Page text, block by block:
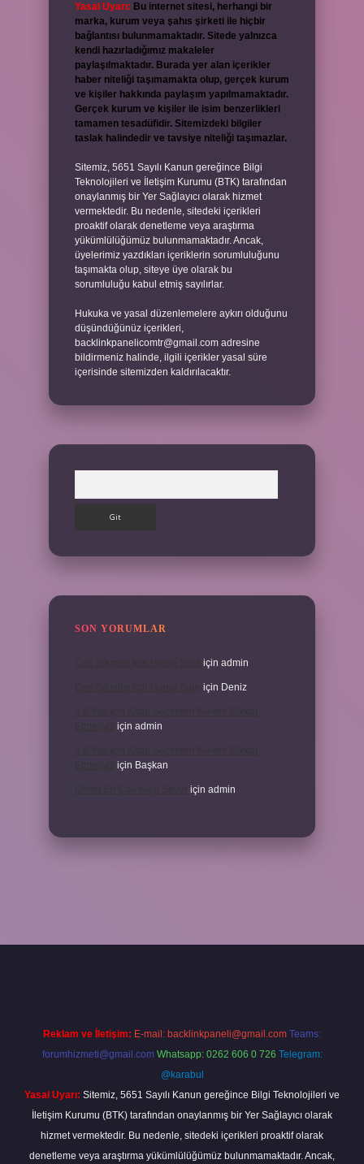
Yasal Uyarı: Bu internet sitesi, herhangi bir
marka, kurum veya şahıs şirketi ile hiçbir
bağlantısı bulunmamaktadır. Sitede yalnızca
kendi hazırladığımız makaleler
paylaşılmaktadır. Burada yer alan içerikler
haber niteliği taşımamakta olup, gerçek kurum
ve kişiler hakkında paylaşım yapılmamaktadır.
Gerçek kurum ve kişiler ile isim benzerlikleri
tamamen tesadüfidir. Sitemizdeki bilgiler
taslak halindedir ve tavsiye niteliği taşımazlar.
Sitemiz, 5651 Sayılı Kanun gereğince Bilgi
Teknolojileri ve İletişim Kurumu (BTK) tarafından
onaylanmış bir Yer Sağlayıcı olarak hizmet
vermektedir. Bu nedenle, sitedeki içerikleri
proaktif olarak denetleme veya araştırma
yükümlülüğümüz bulunmamaktadır. Ancak,
üyelerimiz yazdıkları içeriklerin sorumluluğunu
taşımakta olup, siteye üye olarak bu
sorumluluğu kabul etmiş sayılırlar.
Hukuka ve yasal düzenlemelere aykırı olduğunu
düşündüğünüz içerikleri,
backlinkpanelicomtr@gmail.com adresine
bildirmeniz halinde, ilgili içerikler yasal süre
içerisinde sitemizden kaldırılacaktır.
SON YORUMLAR
için admin
için Deniz
için admin
için Başkan
Cinler En Çok Neyi Sever için admin
Reklam ve İletişim: E-mail: backlinkpaneli@gmail.com Teams:
forumhizmeti@gmail.com Whatsapp: 0262 606 0 726 Telegram:
@karabul
Yasal Uyarı: Sitemiz, 5651 Sayılı Kanun gereğince Bilgi Teknolojileri ve
İletişim Kurumu (BTK) tarafından onaylanmış bir Yer Sağlayıcı olarak
hizmet vermektedir. Bu nedenle, sitedeki içerikleri proaktif olarak
denetleme veya araştırma yükümlülüğümüz bulunmamaktadır. Ancak,